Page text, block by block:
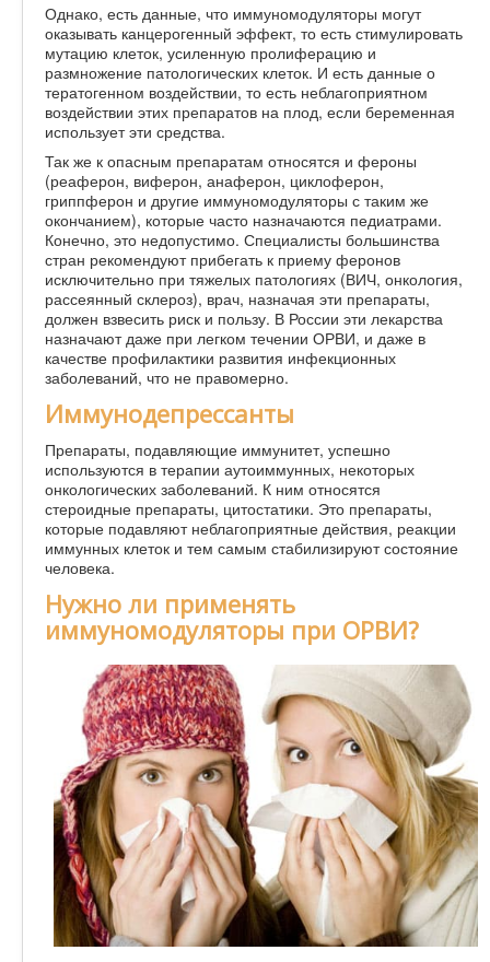
Однако, есть данные, что иммуномодуляторы могут
оказывать канцерогенный эффект, то есть стимулировать
мутацию клеток, усиленную пролиферацию и
размножение патологических клеток. И есть данные о
тератогенном воздействии, то есть неблагоприятном
воздействии этих препаратов на плод, если беременная
использует эти средства.
Так же к опасным препаратам относятся и фероны
(реаферон, виферон, анаферон, циклоферон,
гриппферон и другие иммуномодуляторы с таким же
окончанием), которые часто назначаются педиатрами.
Конечно, это недопустимо. Специалисты большинства
стран рекомендуют прибегать к приему феронов
исключительно при тяжелых патологиях (ВИЧ, онкология,
рассеянный склероз), врач, назначая эти препараты,
должен взвесить риск и пользу. В России эти лекарства
назначают даже при легком течении ОРВИ, и даже в
качестве профилактики развития инфекционных
заболеваний, что не правомерно.
Иммунодепрессанты
Препараты, подавляющие иммунитет, успешно
используются в терапии аутоиммунных, некоторых
онкологических заболеваний. К ним относятся
стероидные препараты, цитостатики. Это препараты,
которые подавляют неблагоприятные действия, реакции
иммунных клеток и тем самым стабилизируют состояние
человека.
Нужно ли применять
иммуномодуляторы при ОРВИ?